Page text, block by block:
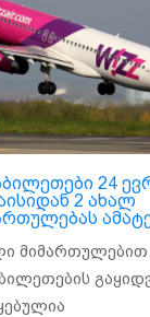
24
2 ახალ
მიმართულებით